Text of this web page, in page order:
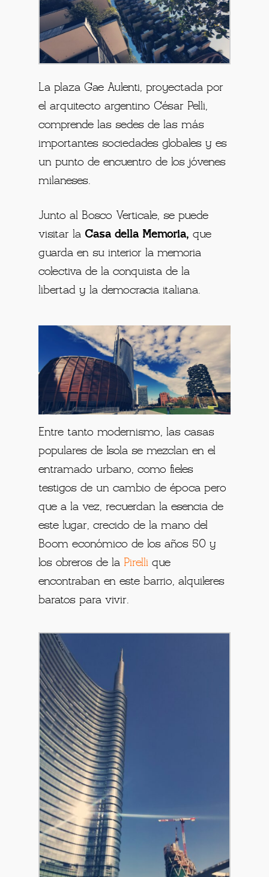
La plaza Gae Aulenti, proyectada por
el arquitecto argentino César Pelli,
comprende las sedes de las más
importantes sociedades globales y es
un punto de encuentro de los jóvenes
milaneses.
Junto al Bosco Verticale, se puede
visitar laCasa della Memoria, que
guarda en su interior la memoria
colectiva de la conquista de la
libertad y la democracia italiana.
Entre tanto modernismo, las casas
populares de Isola se mezclan en el
entramado urbano, como fieles
testigos de un cambio de época pero
que a la vez, recuerdan la esencia de
este lugar, crecido de la mano del
Boom económico de los años 50 y
los obreros de la Pirelli que
encontraban en este barrio, alquileres
baratos para vivir.